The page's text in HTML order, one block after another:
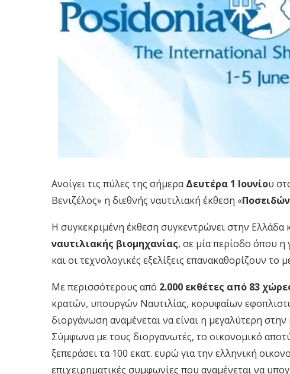
Ανοίγει τις πύλες της σήμεραΔευτέρα 1 Ιουνίου
Βενιζέλος» η διεθνής ναυτιλιακή έκθεση «
Η συγκεκριμένη έκθεση συγκεντρώνει στην Ελλάδα
ναυτιλιακής βιομηχανίας, σε μία περίοδο όπου η
και οι τεχνολογικές εξελίξεις επανακαθορίζουν το
Με περισσότερους από 2.000 εκθέτες από 83
κρατών, υπουργών Ναυτιλίας, κορυφαίων
διοργάνωση αναμένεται να είναι η μεγαλύτερη
Σύμφωνα με τους διοργανωτές, το οικονομικό
ξεπεράσει τα 100 εκατ. ευρώ για την ελληνική
επιχειρηματικές συμφωνίες που αναμένεται να